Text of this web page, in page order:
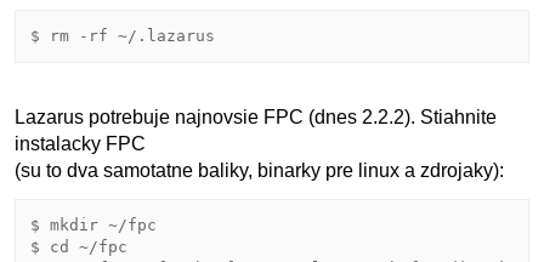
Lazarus potrebuje najnovsie FPC (dnes 2.2.2). Stiahnite
instalacky FPC
(su to dva samotatne baliky, binarky pre linux a zdrojaky):
$ mkdir ~/fpc
$ cd ~/fpc